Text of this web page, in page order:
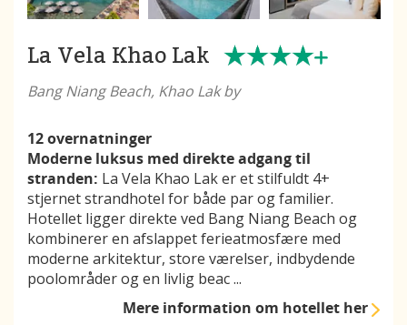
La Vela Khao Lak
Bang Niang Beach, Khao Lak by
12 overnatninger
Moderne luksus med direkte adgang til
stranden: La Vela Khao Lak er et stilfuldt 4+
stjernet strandhotel for både par og familier.
Hotellet ligger direkte ved Bang Niang Beach og
kombinerer en afslappet ferieatmosfære med
moderne arkitektur, store værelser, indbydende
poolområder og en livlig beac...
Mere informationom hotellet her